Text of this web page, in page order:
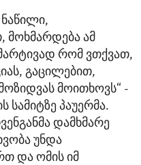
ნაწილი,
ამ
რომ ვთქვათ,
გაცილებით,
მოითხოვს“ -
სამიტზე პაუერმა.
დამხმარე
უნდა
და ომის იმ